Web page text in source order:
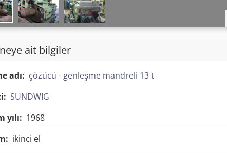
ait bilgiler
adı: çözücü - genleşme mandreli 13 t
SUNDWIG
yılı: 1968
ikinci el